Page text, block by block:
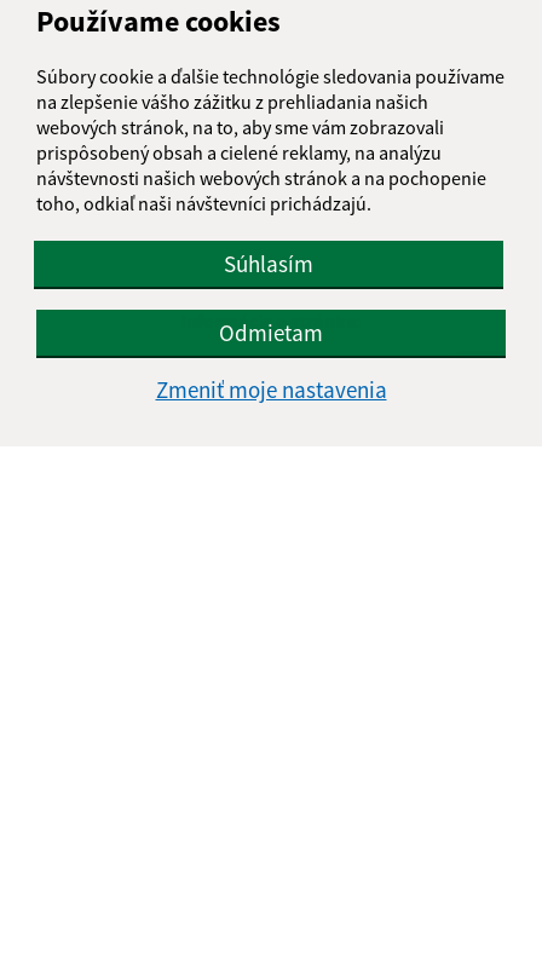
Používame cookies
Súbory cookie a ďalšie technológie sledovania používame
na zlepšenie vášho zážitku z prehliadania našich
webových stránok, na to, aby sme vám zobrazovali
prispôsobený obsah a cielené reklamy, na analýzu
návštevnosti našich webových stránok a na pochopenie
toho, odkiaľ naši návštevníci prichádzajú.
Súhlasím
Odmietam
Zmeniť moje nastavenia
Informácie o stránke:
Autorské práva